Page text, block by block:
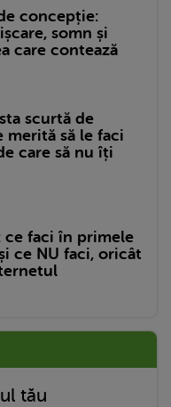
concepție:
somn și
care contează
scurtă de
merită să le faci
care să nu îți
ce faci în primele
ce NU faci, oricât
tău